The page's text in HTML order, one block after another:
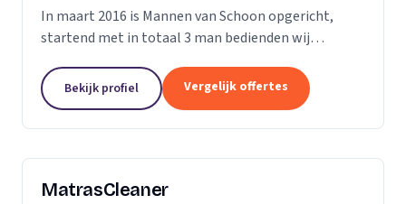
In maart 2016 is Mannen van Schoon opgericht,
startend met in totaal 3 man bedienden wij
specialistische schoonmaak groeide Mannen van
Schoon al snel uit...
Bekijk profiel Vergelijk offertes
MatrasCleaner